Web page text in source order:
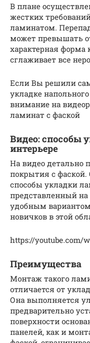
В плане
жестких
ламинатом.
может превышать
характерная форма
сглаживает все
Если Вы решили
укладке
внимание на
ламинат с фаской
Видео: способы
интерьере
На видео детально
покрытия с
способы укладки
представленный
удобным
новичков в этой
https://youtube.com/
Преимущества
Монтаж такого
отличается от
Она выполняется
предварительно
поверхности
панелей, как и